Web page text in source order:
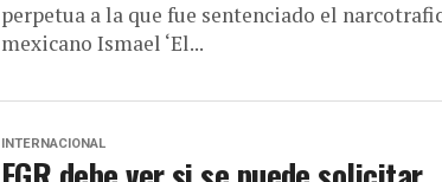
perpetua a la que fue sentenciado el
mexicano Ismael ‘El...
INTERNACIONAL